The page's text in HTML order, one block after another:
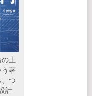
の土
著
つ
計